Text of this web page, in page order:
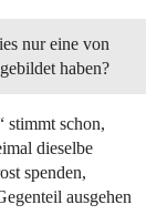
nur eine von
haben?
stimmt schon,
dieselbe
spenden,
ausgehen